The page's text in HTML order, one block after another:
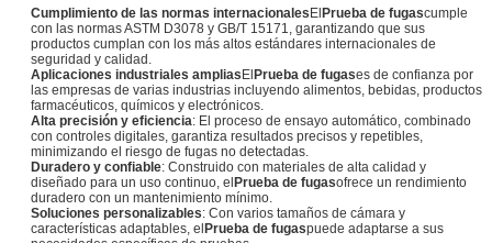
Cumplimiento de las normas internacionalesElPrueba de fugascumple
con las normas ASTM D3078 y GB/T 15171, garantizando que sus
productos cumplan con los más altos estándares internacionales de
seguridad y calidad.
Aplicaciones industriales ampliasElPrueba de fugases de confianza por
las empresas de varias industrias incluyendo alimentos, bebidas, productos
farmacéuticos, químicos y electrónicos.
Alta precisión y eficiencia: El proceso de ensayo automático, combinado
con controles digitales, garantiza resultados precisos y repetibles,
minimizando el riesgo de fugas no detectadas.
Duradero y confiable: Construido con materiales de alta calidad y
diseñado para un uso continuo, elPrueba de fugasofrece un rendimiento
duradero con un mantenimiento mínimo.
Soluciones personalizables: Con varios tamaños de cámara y
características adaptables, elPrueba de fugaspuede adaptarse a sus